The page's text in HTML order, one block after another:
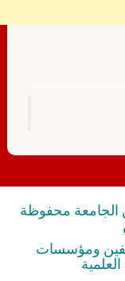
الجامعة محفوظة
ومؤسسات